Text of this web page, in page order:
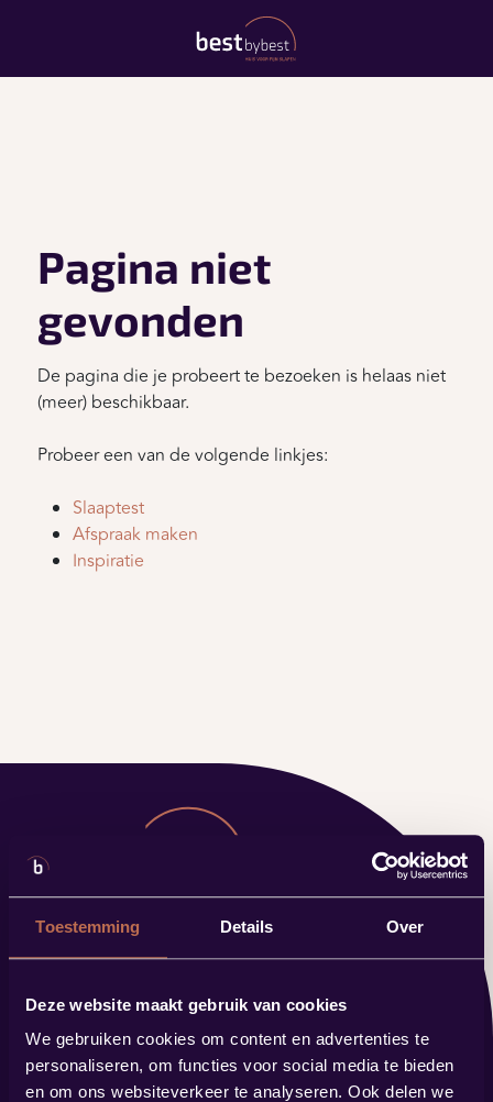
Toestemming Details Over
Deze website maakt gebruik van cookies
We gebruiken cookies om content en advertenties te
personaliseren, om functies voor social media te bieden
en om ons websiteverkeer te analyseren. Ook delen we
Pagina niet
gevonden
De pagina die je probeert te bezoeken is helaas niet
(meer) beschikbaar.
Probeer een van de volgende linkjes:
Slaaptest
Afspraak maken
Inspiratie
Contact
verkoop@bestbybest.nl
0485 57 14 88